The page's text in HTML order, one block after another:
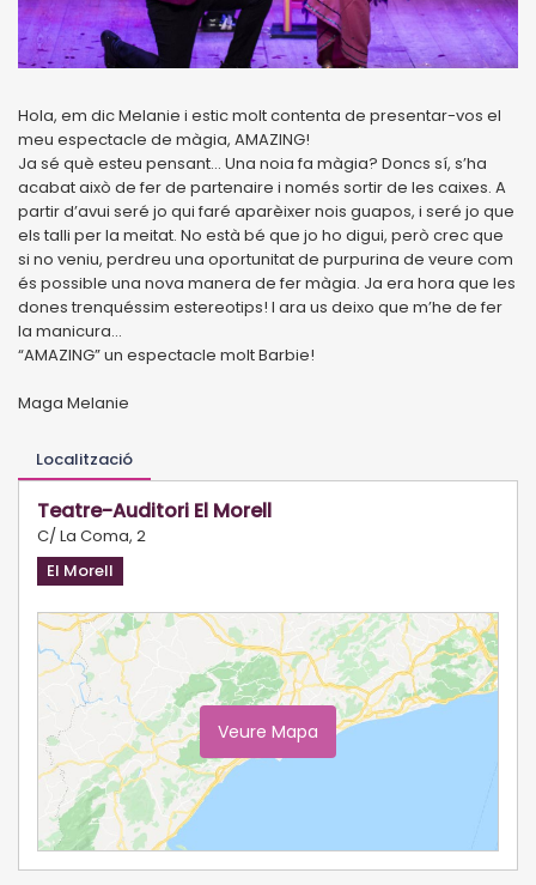
Hola, em dic Melanie i estic molt contenta de presentar-vos el
meu espectacle de màgia, AMAZING!
Ja sé què esteu pensant... Una noia fa màgia? Doncs sí, s’ha
acabat això de fer de partenaire i només sortir de les caixes. A
partir d’avui seré jo qui faré aparèixer nois guapos, i seré jo que
els talli per la meitat. No està bé que jo ho digui, però crec que
si no veniu, perdreu una oportunitat de purpurina de veure com
és possible una nova manera de fer màgia. Ja era hora que les
dones trenquéssim estereotips! I ara us deixo que m’he de fer
la manicura...
“AMAZING” un espectacle molt Barbie!
Maga Melanie
Localització
Teatre-Auditori El Morell
C/ La Coma, 2
El Morell
Veure Mapa